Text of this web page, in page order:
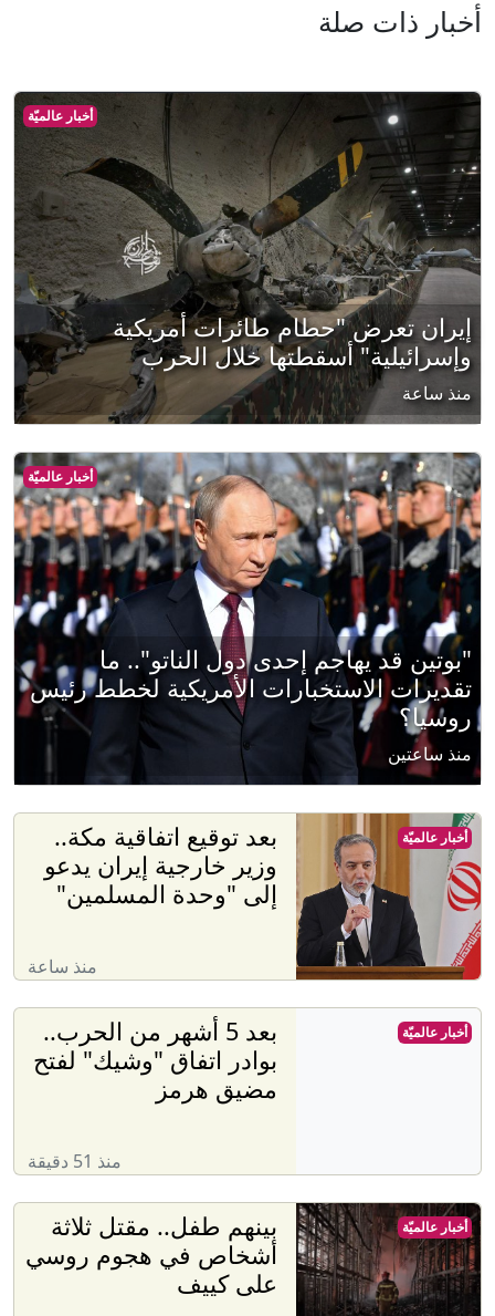
أخبار ذات صلة
أخبار عالميّة
إيران تعرض "حطام طائرات أمريكية
وإسرائيلية" أسقطتها خلال الحرب
منذ ساعة
أخبار عالميّة
"بوتين قد يهاجم إحدى دول الناتو".. ما
تقديرات الاستخبارات الأمريكية لخطط رئيس
روسيا؟
منذ ساعتين
بعد توقيع اتفاقية مكة..
وزير خارجية إيران يدعو
إلى "وحدة المسلمين"
منذ ساعة
أخبار عالميّة
بعد 5 أشهر من الحرب..
بوادر اتفاق "وشيك" لفتح
مضيق هرمز
منذ 51 دقيقة
أخبار عالميّة
بينهم طفل.. مقتل ثلاثة
أشخاص في هجوم روسي
على كييف
أخبار عالميّة